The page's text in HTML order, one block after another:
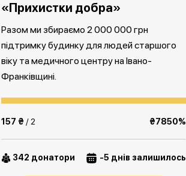
«Прихистки добра»
Разом ми збираємо 2 000 000 грн
підтримку будинку для людей старшого
віку та медичного центру на Івано-
Франківщині.
157 ₴ / 2 ₴7850%
342 донатори -5 днів залишилось